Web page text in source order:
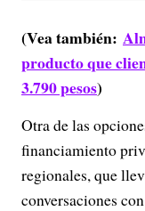
(Vea también:
producto que
3.790 pesos)
Otra de las
financiamiento
regionales, que
conversaciones